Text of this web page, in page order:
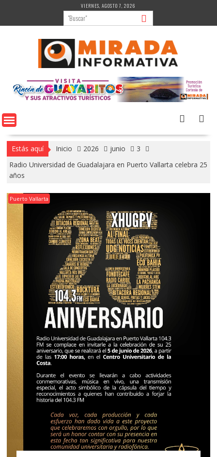
contenido
VIERNES, AGOSTO 7, 2026
Estás aquí Inicio 2026 junio
3
Radio Universidad de Guadalajara en Puerto Vallarta celebra 25
años
Puerto Vallarta